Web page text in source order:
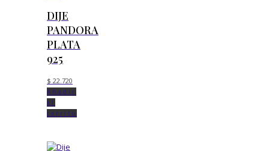
DIJE
PANDORA
PLATA
925
$ 22.720
Añadir
al
carrito